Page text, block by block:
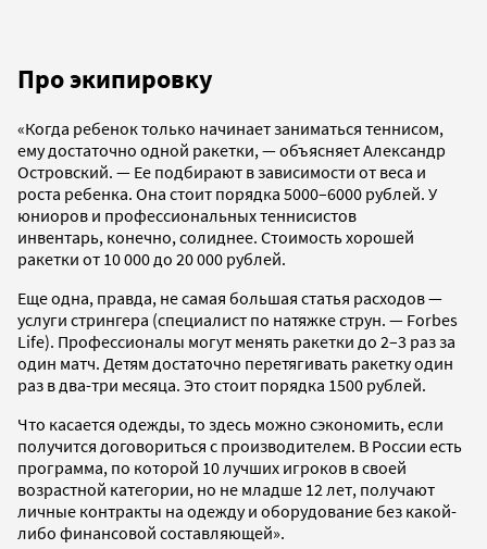
Про экипировку
«Когда ребенок только начинает заниматься теннисом,
ему достаточно одной ракетки, — объясняет Александр
Островский. — Ее подбирают в зависимости от веса и
роста ребенка. Она стоит порядка 5000–6000 рублей. У
юниоров и профессиональных теннисистов
инвентарь, конечно, солиднее. Стоимость хорошей
ракетки от 10 000 до 20 000 рублей.
Еще одна, правда, не самая большая статья расходов —
услуги стрингера (специалист по натяжке струн. — Forbes
Life). Профессионалы могут менять ракетки до 2–3 раз за
один матч. Детям достаточно перетягивать ракетку один
раз в два-три месяца. Это стоит порядка 1500 рублей.
Что касается одежды, то здесь можно сэкономить, если
получится договориться с производителем. В России есть
программа, по которой 10 лучших игроков в своей
возрастной категории, но не младше 12 лет, получают
личные контракты на одежду и оборудование без какой-
либо финансовой составляющей».